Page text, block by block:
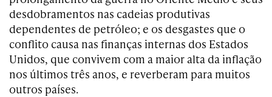
desdobramentos nas cadeias produtivas
dependentes de petróleo; e os desgastes que o
conflito causa nas finanças internas dos Estados
Unidos, que convivem com a maior alta da inflação
nos últimos três anos, e reverberam para muitos
outros países.